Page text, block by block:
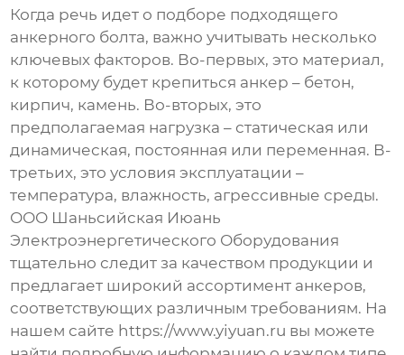
Когда речь идет о подборе подходящего
анкерного болта, важно учитывать несколько
ключевых факторов. Во-первых, это материал,
к которому будет крепиться анкер – бетон,
кирпич, камень. Во-вторых, это
предполагаемая нагрузка – статическая или
динамическая, постоянная или переменная. В-
третьих, это условия эксплуатации –
температура, влажность, агрессивные среды.
ООО Шаньсийская Июань
Электроэнергетического Оборудования
тщательно следит за качеством продукции и
предлагает широкий ассортимент анкеров,
соответствующих различным требованиям. На
нашем сайте https://www.yiyuan.ru вы можете